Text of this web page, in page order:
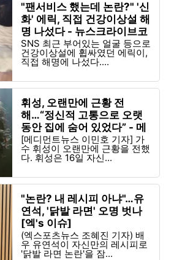
"팬서비스 했는데 논란?" '신
화' 에릭, 직접 건강이상설 해
명 나섰다 - 뉴스크라이브코
리아
SNS 최근 부어있는 얼굴 등으로
건강이상설에 휩싸였던 에릭이,
직접 해명에 나섰다....
휘성, 오랜만에 근황 전
해…“정신적 고통으로 오랫
동안 집에 숨어 있었다” - 메
디먼트뉴스
[메디먼트뉴스 이민호 기자] 가
수 휘성이 오랜만에 근황을 전했
다. 휘성은 16일 자신...
"논란? 내 레시피 아냐"…유
연석, '닭발 라면' 오명 벗나
[엑's 이슈]
(엑스포츠뉴스 조혜진 기자) 배
우 유연석이 자신만의 레시피로
'닭발 라면 논란'을 잠...